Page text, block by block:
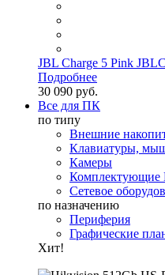
JBL Charge 5 Pink
Подробнее
30 090 руб.
Все для ПК
по типу
Внешние
Клавиатуры,
Камеры
Сетевое
по назначению
Периферия
Графические
Хит!